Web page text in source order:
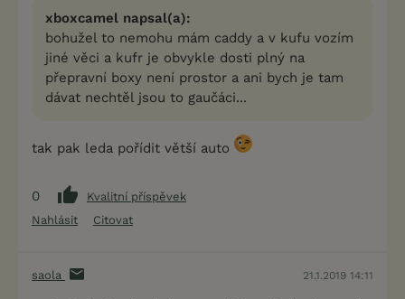
xboxcamel napsal(a):
bohužel to nemohu mám caddy a v kufu vozím
jiné věci a kufr je obvykle dosti plný na
přepravní boxy není prostor a ani bych je tam
dávat nechtěl jsou to gaučáci...
tak pak leda pořídit větší auto
0
Kvalitní příspěvek
Nahlásit
Citovat
saola 21.1.2019 14:11